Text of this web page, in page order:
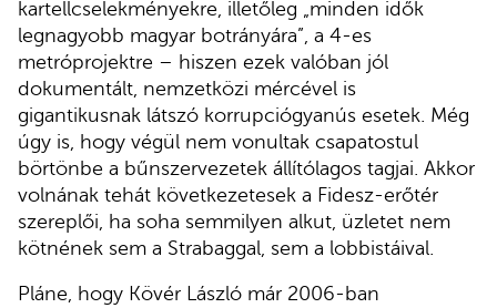
kartellcselekményekre, illetőleg „minden idők
legnagyobb magyar botrányára”, a 4-es
metróprojektre – hiszen ezek valóban jól
dokumentált, nemzetközi mércével is
gigantikusnak látszó korrupciógyanús esetek. Még
úgy is, hogy végül nem vonultak csapatostul
börtönbe a bűnszervezetek állítólagos tagjai. Akkor
volnának tehát következetesek a Fidesz-erőtér
szereplői, ha soha semmilyen alkut, üzletet nem
kötnének sem a Strabaggal, sem a lobbistáival.
Pláne, hogy Kövér László már 2006-ban